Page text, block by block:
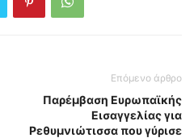
Επόμενο άρθρο
Παρέμβαση Ευρωπαϊκής
Εισαγγελίας για
Ρεθυμνιώτισσα που γύρισε